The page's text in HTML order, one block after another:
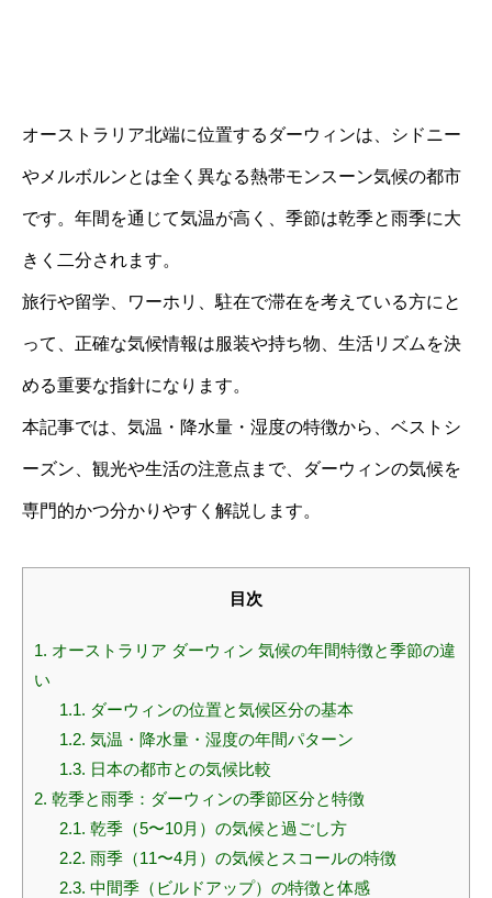
オーストラリア北端に位置するダーウィンは、シドニー
やメルボルンとは全く異なる熱帯モンスーン気候の都市
です。年間を通じて気温が高く、季節は乾季と雨季に大
きく二分されます。
旅行や留学、ワーホリ、駐在で滞在を考えている方にと
って、正確な気候情報は服装や持ち物、生活リズムを決
める重要な指針になります。
本記事では、気温・降水量・湿度の特徴から、ベストシ
ーズン、観光や生活の注意点まで、ダーウィンの気候を
専門的かつ分かりやすく解説します。
目次
1. オーストラリア ダーウィン 気候の年間特徴と季節の違
い
1.1. ダーウィンの位置と気候区分の基本
1.2. 気温・降水量・湿度の年間パターン
1.3. 日本の都市との気候比較
2. 乾季と雨季：ダーウィンの季節区分と特徴
2.1. 乾季（5〜10月）の気候と過ごし方
2.2. 雨季（11〜4月）の気候とスコールの特徴
2.3. 中間季（ビルドアップ）の特徴と体感